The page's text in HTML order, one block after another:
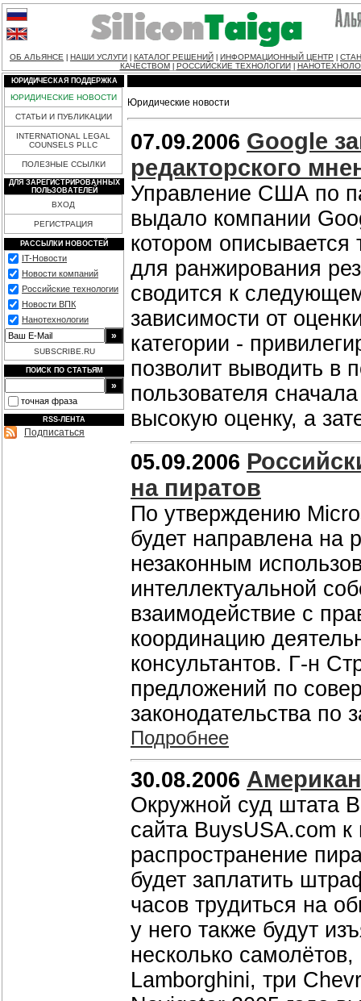
ОБ АЛЬЯНСЕ НАШИ УСЛУГИ КАТАЛОГ РЕШЕНИЙ ИНФОРМАЦИОННЫЙ ЦЕНТР
КАЧЕСТВОМ
РОССИЙСКИЕ ТЕХНОЛОГИИ
ЮРИДИЧЕСКАЯ ПОДДЕРЖКА
ЮРИДИЧЕСКИЕ НОВОСТИ
СТАТЬИ И ПУБЛИКАЦИИ
INTERNATIONAL LEGAL
COUNSELS PLLC
ПОЛЕЗНЫЕ ССЫЛКИ
ДЛЯ ЗАРЕГИСТРИРОВАННЫХ
ПОЛЬЗОВАТЕЛЕЙ
ВХОД
РЕГИСТРАЦИЯ
РАССЫЛКИ НОВОСТЕЙ
IT-Новости
Новости компаний
Российские технологии
Новости ВПК
Нанотехнологии
SUBSCRIBE.RU
ПОИСК ПО СТАТЬЯМ
точная фраза
RSS-ЛЕНТА
Подписаться
Юридические новости
07.09.2006 Google
редакторского
Управление США по
выдало компании
котором описывается
для ранжирования
сводится к
зависимости от
категории -
позволит выводить в
пользователя
высокую оценку, а
05.09.2006
на пиратов
По утверждению
будет направлена на
незаконным
интеллектуальной
взаимодействие с
координацию
консультантов. Г-н
предложений по
законодательства по
Подробнее
30.08.2006
Окружной суд штата
сайта BuysUSA.com
распространение
будет заплатить
часов трудиться на
у него также будут
несколько
Lamborghini, три